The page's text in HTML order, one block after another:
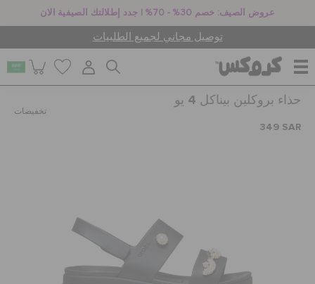
عروض الصيف: خصم 30% - 70% | جدد إطلالتك الصيفية الان
توصيل مجاني لجميع الطلبيات
للنساء
جيبيتز تشارمز
حذاء بروكلين بيناكل 4 يو
تخفيضات
349 SAR